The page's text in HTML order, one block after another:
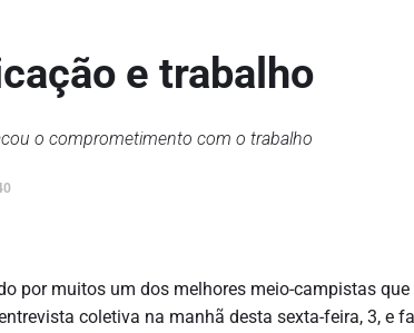
e trabalho
o comprometimento com o trabalho
por muitos um dos melhores meio-campistas
coletiva na manhã desta sexta-feira, 3, e